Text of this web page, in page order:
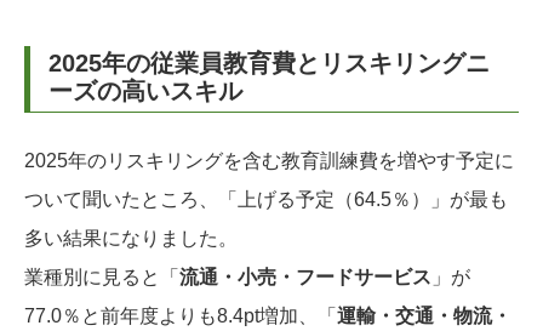
2025年の従業員教育費とリスキリングニ
ーズの高いスキル
2025年のリスキリングを含む教育訓練費を増やす予定に
ついて聞いたところ、「上げる予定（64.5％）」が最も
多い結果になりました。
業種別に見ると「 流通・⼩売・フードサービス 」が
77.0％と前年度よりも8.4pt増加、「 運輸・交通・物流・